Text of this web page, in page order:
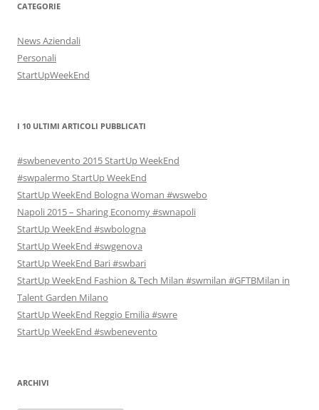
CATEGORIE
News Aziendali
Personali
StartUpWeekEnd
I 10 ULTIMI ARTICOLI PUBBLICATI
#swbenevento 2015 StartUp WeekEnd
#swpalermo StartUp WeekEnd
StartUp WeekEnd Bologna Woman #wswebo
Napoli 2015 – Sharing Economy #swnapoli
StartUp WeekEnd #swbologna
StartUp WeekEnd #swgenova
StartUp WeekEnd Bari #swbari
StartUp WeekEnd Fashion & Tech Milan #swmilan #GFTBMilan in
Talent Garden Milano
StartUp WeekEnd Reggio Emilia #swre
StartUp WeekEnd #swbenevento
ARCHIVI